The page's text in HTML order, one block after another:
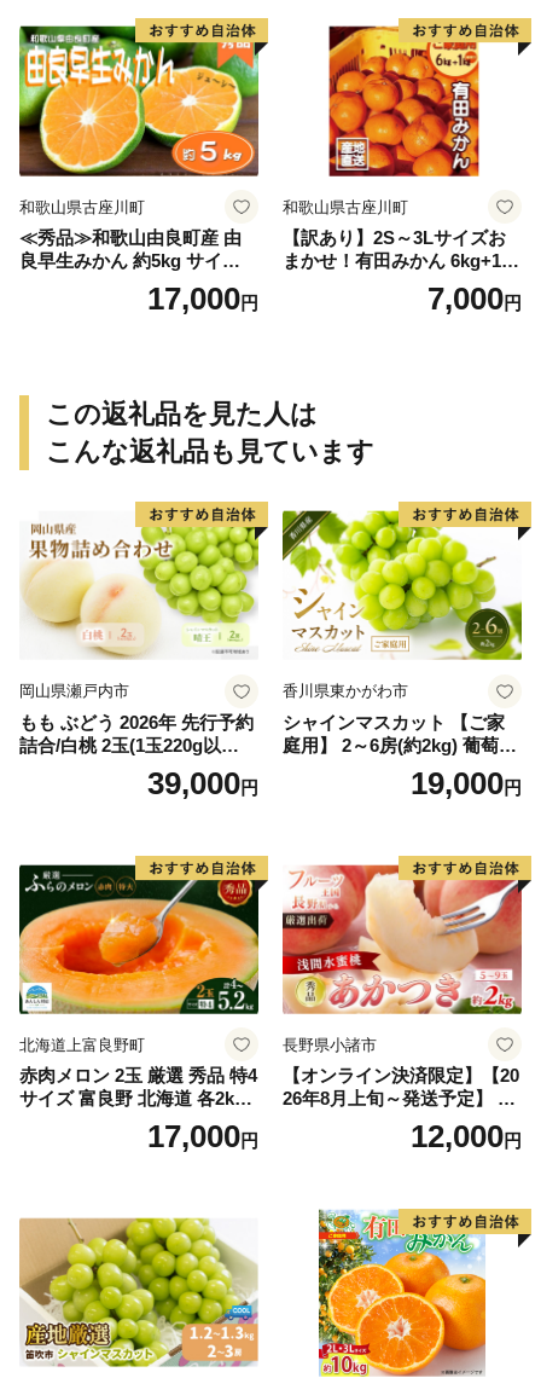
ん 和歌山 ご家庭用
和歌山県古座川町
≪秀品≫和歌山由良町産 由
良早生みかん 約5kg サイズお
まかせ【sml106C】17,000円
和歌山県古座川町
【訳あり】2S～3Lサイズお
まかせ！有田みかん 6kg+1kg
保証分 11月から12月下旬ま
でに順次発送致します。 / 訳
7,000円
この返礼品を見た人は
こんな返礼品も見ています
岡山県瀬戸内市
もも ぶどう 2026年 先行予約
詰合/白桃 2玉(1玉220g以
上)・シャインマスカット 晴
39,000円
香川県東かがわ市
シャインマスカット 【ご家
庭用】 2～6房(約2kg) 葡萄 ぶ
どう ブドウ フルーツ 果物 く
だもの 果実 旬の果物 旬のフ
19,000円
北海道上富良野町
赤肉メロン 2玉 厳選 秀品 特4
サイズ 富良野 北海道 各2kg
～2.6kg 2玉 セット ファーム
富良野 メロン めろん 果物 く
17,000円
長野県小諸市
【オンライン決済限定】【20
26年8月上旬～発送予定】 先
行予約 「浅間水蜜桃プレミ
アム」 もも あかつき 秀品 約
果肉 長野県産 小諸市
12,000円